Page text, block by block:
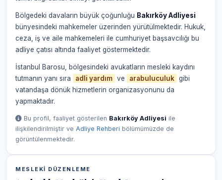
Bölgedeki davaların büyük çoğunluğu Bakırköy Adliyesi
bünyesindeki mahkemeler üzerinden yürütülmektedir. Hukuk,
ceza, iş ve aile mahkemeleri ile cumhuriyet başsavcılığı bu
adliye çatısı altında faaliyet göstermektedir.
İstanbul Barosu, bölgesindeki avukatların mesleki kaydını
tutmanın yanı sıra
adli yardım ve arabuluculuk gibi
vatandaşa dönük hizmetlerin organizasyonunu da
yapmaktadır.
Bu profil, faaliyet gösterilen Bakırköy Adliyesi ile
ilişkilendirilmiştir ve Adliye Rehberi bölümümüzde de
görüntülenmektedir.
MESLEKI DÜZENLEME